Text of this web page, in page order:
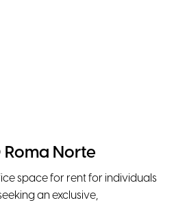
Roma Norte
space for rent for individuals
an exclusive,